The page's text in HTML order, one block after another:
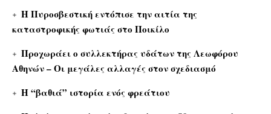
Η Πυροσβεστική εντόπισε την αιτία της
καταστροφικής φωτιάς στο Ποικίλο
Προχωράει ο συλλεκτήρας υδάτων της Λεωφόρου
Αθηνών – Οι μεγάλες αλλαγές στον σχεδιασμό
Η “βαθιά” ιστορία ενός φρεάτιου